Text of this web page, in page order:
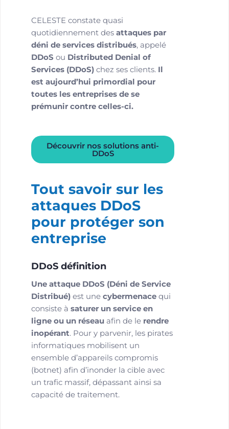
CELESTE constate quasi
quotidiennement des attaques par
déni de services distribués, appelé
DDoS ou Distributed Denial of
Services (DDoS) chez ses clients. Il
est aujourd’hui primordial pour
toutes les entreprises de se
prémunir contre celles-ci.
Découvrir nos solutions anti-
DDoS
Tout savoir sur les
attaques DDoS
pour protéger son
entreprise
DDoS définition
Une attaque DDoS (Déni de Service
Distribué) est une cybermenace qui
consiste à saturer un service en
ligne ou un réseau afin de le rendre
inopérant. Pour y parvenir, les pirates
informatiques mobilisent un
ensemble d’appareils compromis
(botnet) afin d’inonder la cible avec
un trafic massif, dépassant ainsi sa
capacité de traitement.